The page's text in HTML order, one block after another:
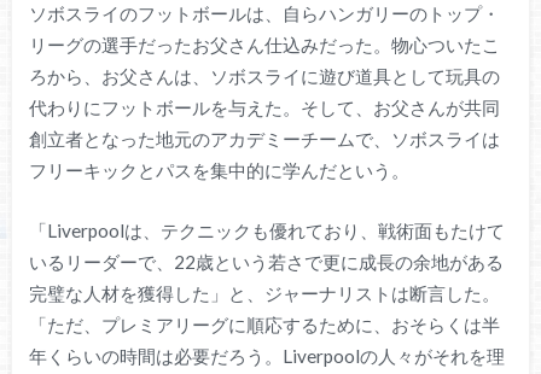
ソボスライのフットボールは、自らハンガリーのトップ・
リーグの選手だったお父さん仕込みだった。物心ついたこ
ろから、お父さんは、ソボスライに遊び道具として玩具の
代わりにフットボールを与えた。そして、お父さんが共同
創立者となった地元のアカデミーチームで、ソボスライは
フリーキックとパスを集中的に学んだという。
「Liverpoolは、テクニックも優れており、戦術面もたけて
いるリーダーで、22歳という若さで更に成長の余地がある
完璧な人材を獲得した」と、ジャーナリストは断言した。
「ただ、プレミアリーグに順応するために、おそらくは半
年くらいの時間は必要だろう。Liverpoolの人々がそれを理